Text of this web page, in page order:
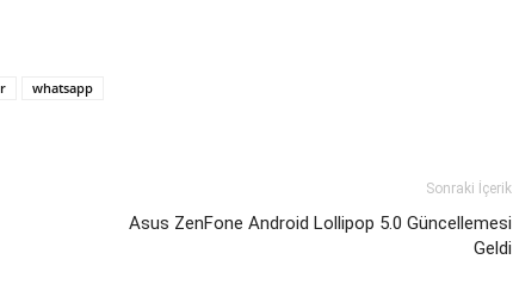
whatsapp
Sonraki İçerik
Asus ZenFone Android Lollipop 5.0 Güncellemesi
Geldi